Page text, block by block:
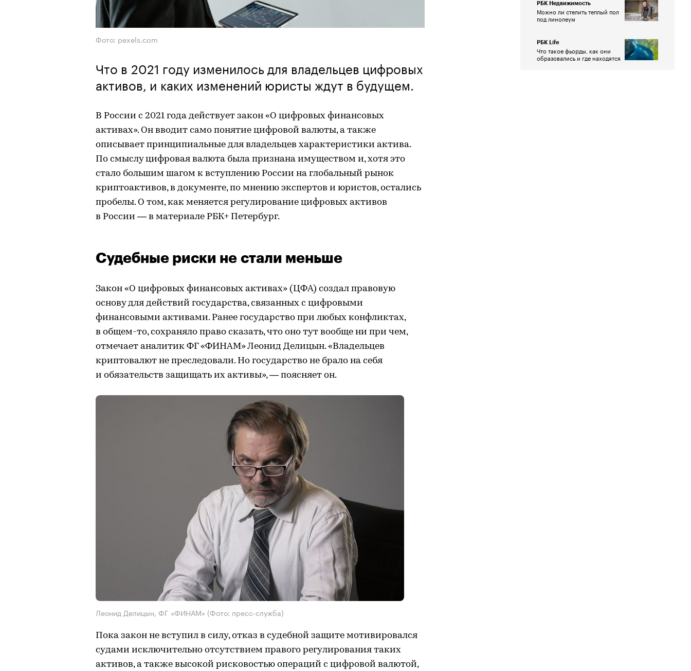
Фото: pexels.com
Что в 2021 году изменилось для владельцев цифровых
активов, и каких изменений юристы ждут в будущем.
В России с 2021 года действует закон «О цифровых финансовых
активах». Он вводит само понятие цифровой валюты, а также
описывает принципиальные для владельцев характеристики актива.
По смыслу цифровая валюта была признана имуществом и, хотя это
стало большим шагом к вступлению России на глобальный рынок
криптоактивов, в документе, по мнению экспертов и юристов, остались
пробелы. О том, как меняется регулирование цифровых активов
в России — в материале РБК+ Петербург.
Судебные риски не стали меньше
Закон «О цифровых финансовых активах» (ЦФА) создал правовую
основу для действий государства, связанных с цифровыми
финансовыми активами. Ранее государство при любых конфликтах,
в общем-то, сохраняло право сказать, что оно тут вообще ни при чем,
отмечает аналитик ФГ «ФИНАМ» Леонид Делицын. «Владельцев
криптовалют не преследовали. Но государство не брало на себя
и обязательств защищать их активы», — поясняет он.
Леонид Делицын, ФГ «ФИНАМ» (Фото: пресс-служба)
Пока закон не вступил в силу, отказ в судебной защите мотивировался
судами исключительно отсутствием правого регулирования таких
активов, а также высокой рисковостью операций с цифровой валютой,
РБК Недвижимость
Можно ли стелить теплый пол
под линолеум
РБК Life
Что такое фьорды, как они
образовались и где находятся